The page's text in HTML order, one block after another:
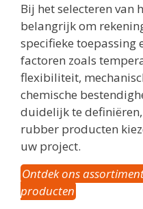
Bij het selecteren van
belangrijk om
specifieke toepassing
factoren zoals
flexibiliteit,
chemische
duidelijk te
rubber producten
uw project.
Ontdek ons
producten